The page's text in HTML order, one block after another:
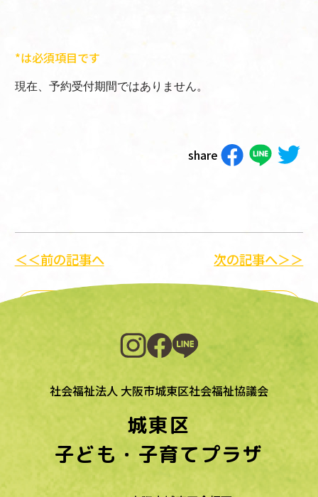
*は必須項目です
現在、予約受付期間ではありません。
share
＜＜前の記事へ
一覧に戻る
次の記事へ＞＞
社会福祉法人 大阪市城東区社会福祉協議会
城東区
子ども・子育てプラザ